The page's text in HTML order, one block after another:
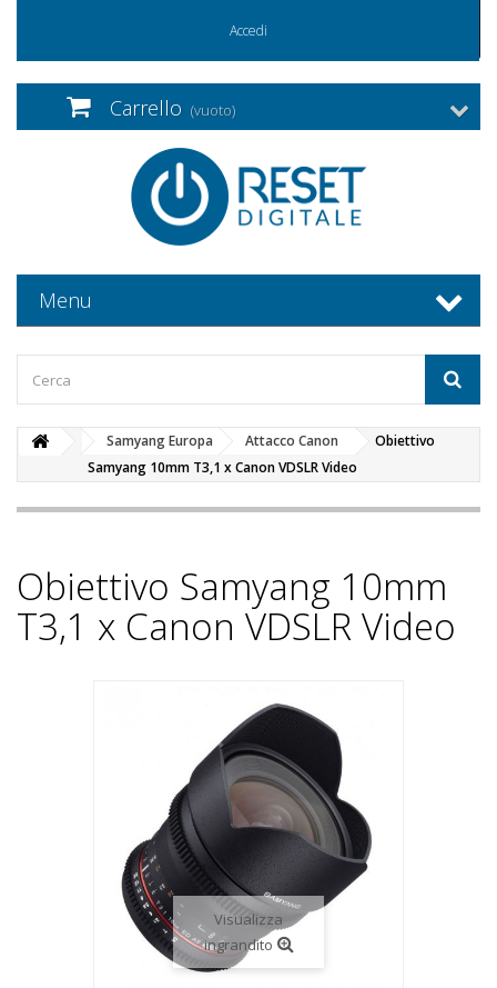
Accedi
Carrello (vuoto)
Menu
Samyang Europa Attacco Canon
Obiettivo
Samyang 10mm T3,1 x Canon VDSLR Video
Obiettivo Samyang 10mm
T3,1 x Canon VDSLR Video
Visualizza
ingrandito